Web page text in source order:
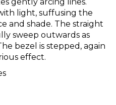
light, suffusing the
and shade. The straight
sweep outwards as
bezel is stepped, again
effect.